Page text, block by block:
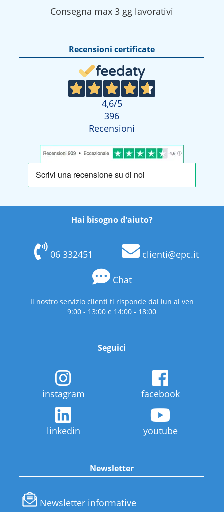
Consegna max 3 gg lavorativi
Recensioni certificate
4,6/5
396
Recensioni
Hai bisogno d'aiuto?
06 332451 clienti@epc.it
Chat
Il nostro servizio clienti ti risponde dal lun al ven
9:00 - 13:00 e 14:00 - 18:00
Seguici
instagram facebook
linkedin youtube
Newsletter
Newsletter informative